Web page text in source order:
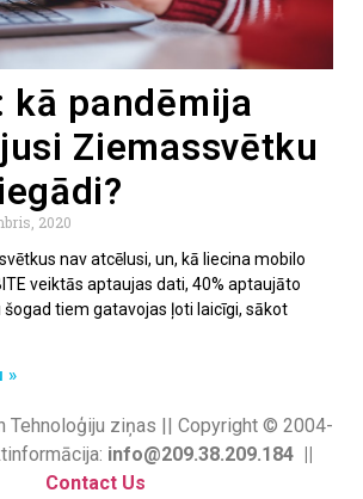
kā pandēmija
Ziemassvētku
2020
nav atcēlusi, un, kā liecina mobilo
veiktās aptaujas dati, 40% aptaujāto
tiem gatavojas ļoti laicīgi, sākot
»
Tehnoloģiju ziņas || Copyright © 2004-
info@209.38.209.184 ||
Contact Us